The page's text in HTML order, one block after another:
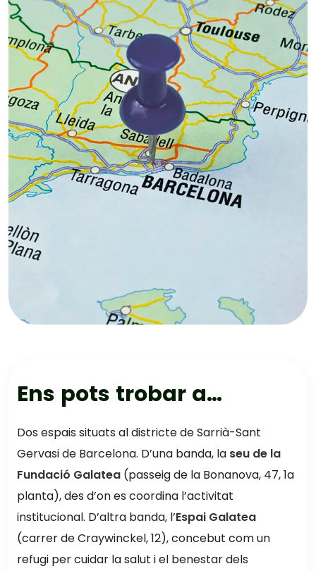
Ens pots trobar a…
Dos espais situats al districte de Sarrià-Sant
Gervasi de Barcelona. D’una banda, la seu de la
Fundació Galatea (passeig de la Bonanova, 47, 1a
planta), des d’on es coordina l’activitat
institucional. D’altra banda, l’Espai Galatea
(carrer de Craywinckel, 12), concebut com un
refugi per cuidar la salut i el benestar dels